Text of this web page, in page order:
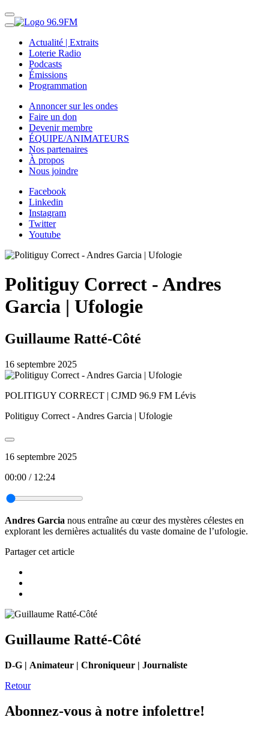
Actualité | Extraits
Loterie Radio
Podcasts
Émissions
Programmation
Annoncer sur les ondes
Faire un don
Devenir membre
ÉQUIPE/ANIMATEURS
Nos partenaires
À propos
Nous joindre
Facebook
Linkedin
Instagram
Twitter
Youtube
Politiguy Correct - Andres
Garcia | Ufologie
Guillaume Ratté-Côté
16 septembre 2025
POLITIGUY CORRECT | CJMD 96.9 FM Lévis
Politiguy Correct - Andres Garcia | Ufologie
16 septembre 2025
00:00 / 12:24
Andres Garcia nous entraîne au cœur des mystères célestes en
explorant les dernières actualités du vaste domaine de l’ufologie.
Partager cet article
Guillaume Ratté-Côté
D-G | Animateur | Chroniqueur | Journaliste
Retour
Abonnez-vous à notre infolettre!